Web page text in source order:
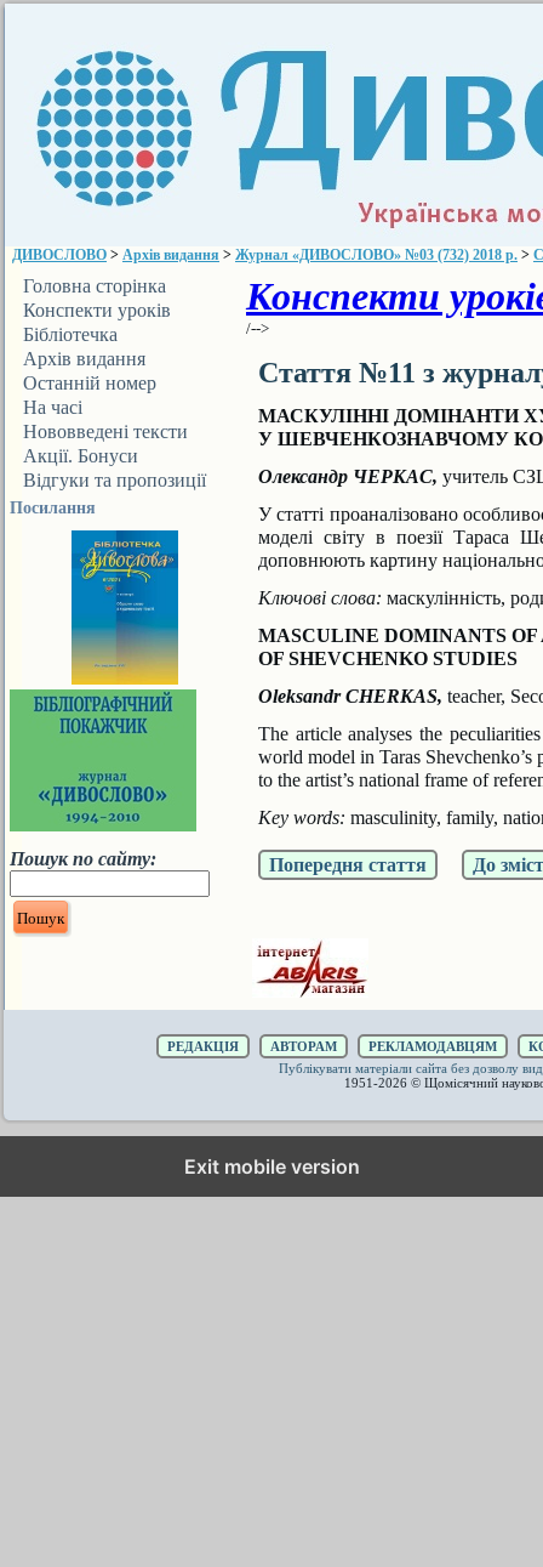
ДИВОСЛОВО > Архів видання > Журнал «ДИВОСЛОВО» №03 (732) 2018 р. >
Головна сторінка
Конспекти уроків
Бібліотечка
ДИВОСЛОВА
Архів видання
Останній номер
На часі
Нововведені тексти
Акції. Бонуси
Відгуки та пропозиції
Посилання
Пошук по сайту:
Конспекти
/-->
Стаття №11 з
МАСКУЛІННІ ДОМІНАНТИ
У ШЕВЧЕНКОЗНАВЧОМУ
Олександр ЧЕРКАС, учитель
У статті проаналізовано
моделі світу в поезії Тараса
доповнюють картину
Ключові слова: маскулінність,
MASCULINE DOMINANTS
OF SHEVCHENKO STUDIES
Oleksandr CHERKAS, teacher,
The article analyses the
world model in Taras
to the artist’s national frame of
Key words: masculinity, family,
Попередня стаття До
РЕДАКЦІЯ АВТОРАМ РЕКЛАМОДАВЦЯМ
Публікувати матеріали сайта без дозволу
1951-2026 © Щомісячний
Exit mobile version